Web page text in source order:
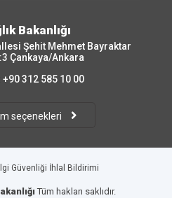
Bakanlığı
Şehit Mehmet Bayraktar
Çankaya/Ankara
+90 312 585 10 00
seçenekleri
Güvenliği İhlal Bildirimi
Tüm hakları saklıdır.